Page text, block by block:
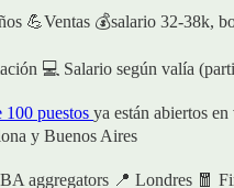
💪Ventas 💰salario 32-38k,
💻 Salario según valía
100 puestos ya están abiertos
y Buenos Aires
aggregators 📍 Londres 🧧